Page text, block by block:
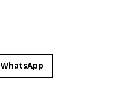
WhatsApp